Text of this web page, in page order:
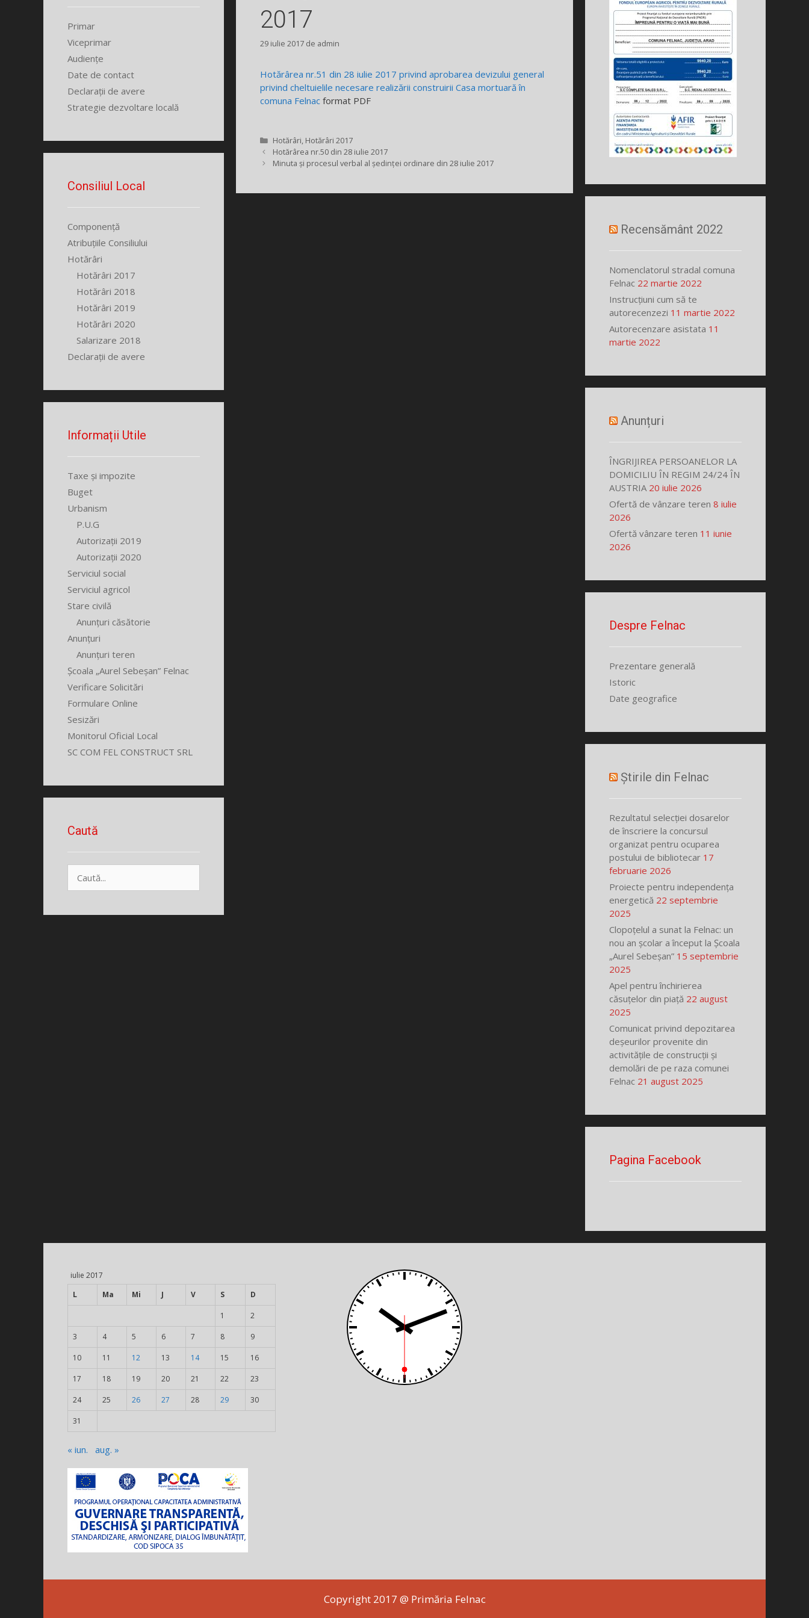
2017
29 iulie 2017 de admin
Hotărârea nr.51 din 28 iulie 2017 privind aprobarea devizului general
privind cheltuielile necesare realizării construirii Casa mortuară în
comuna Felnac format PDF
Categorii
Hotărâri, Hotărâri 2017
Hotărârea nr.50 din 28 iulie 2017
Minuta și procesul verbal al ședinței ordinare din 28 iulie 2017
Primar
Viceprimar
Audiențe
Date de contact
Declarații de avere
Strategie dezvoltare locală
Consiliul Local
Componență
Atribuțiile Consiliului
Hotărâri
Hotărâri 2017
Hotărâri 2018
Hotărâri 2019
Hotărâri 2020
Salarizare 2018
Declarații de avere
Informații Utile
Taxe și impozite
Buget
Urbanism
P.U.G
Autorizații 2019
Autorizații 2020
Serviciul social
Serviciul agricol
Stare civilă
Anunțuri căsătorie
Anunțuri
Anunțuri teren
Școala „Aurel Sebeșan” Felnac
Verificare Solicitări
Formulare Online
Sesizări
Monitorul Oficial Local
SC COM FEL CONSTRUCT SRL
Caută
după:
Recensământ 2022
Nomenclatorul stradal comuna
Felnac 22 martie 2022
Instrucțiuni cum să te
autorecenzezi 11 martie 2022
Autorecenzare asistata 11
martie 2022
Anunțuri
ÎNGRIJIREA PERSOANELOR LA
DOMICILIU ÎN REGIM 24/24 ÎN
AUSTRIA 20 iulie 2026
Ofertă de vânzare teren 8 iulie
2026
Ofertă vânzare teren 11 iunie
2026
Despre Felnac
Prezentare generală
Istoric
Date geografice
Știrile din Felnac
Rezultatul selecției dosarelor
de înscriere la concursul
organizat pentru ocuparea
postului de bibliotecar 17
februarie 2026
Proiecte pentru independența
energetică 22 septembrie
2025
Clopoțelul a sunat la Felnac: un
nou an școlar a început la Școala
„Aurel Sebeșan” 15 septembrie
2025
Apel pentru închirierea
căsuțelor din piață 22 august
2025
Comunicat privind depozitarea
deșeurilor provenite din
activitățile de construcții și
demolări de pe raza comunei
Felnac 21 august 2025
Pagina Facebook
iulie 2017
L
Ma Mi J V S D
1 2
3 4 5 6 7 8 9
10 11 12 13 14 15 16
17 18 19 20 21 22 23
24 25 26 27 28 29 30
31
« iun. aug. »
Copyright 2017 @ Primăria Felnac